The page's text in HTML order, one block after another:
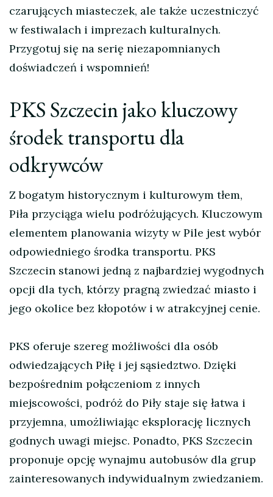
czarujących miasteczek, ale także uczestniczyć
w festiwalach i imprezach kulturalnych.
Przygotuj się na serię niezapomnianych
doświadczeń i wspomnień!
PKS Szczecin jako kluczowy
środek transportu dla
odkrywców
Z bogatym historycznym i kulturowym tłem,
Piła przyciąga wielu podróżujących. Kluczowym
elementem planowania wizyty w Pile jest wybór
odpowiedniego środka transportu. PKS
Szczecin stanowi jedną z najbardziej wygodnych
opcji dla tych, którzy pragną zwiedzać miasto i
jego okolice bez kłopotów i w atrakcyjnej cenie.
PKS oferuje szereg możliwości dla osób
odwiedzających Piłę i jej sąsiedztwo. Dzięki
bezpośrednim połączeniom z innych
miejscowości, podróż do Piły staje się łatwa i
przyjemna, umożliwiając eksplorację licznych
godnych uwagi miejsc. Ponadto, PKS Szczecin
proponuje opcję wynajmu autobusów dla grup
zainteresowanych indywidualnym zwiedzaniem.